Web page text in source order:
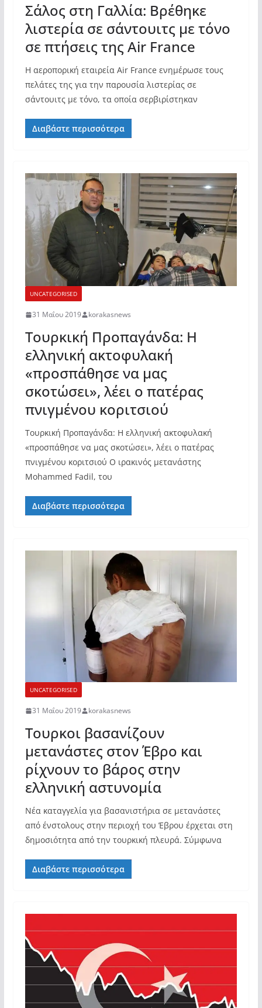
Σάλος στη Γαλλία: Βρέθηκε
λιστερία σε σάντουιτς με τόνο
σε πτήσεις της Air France
Η αεροπορική εταιρεία Air France ενημέρωσε τους
πελάτες της για την παρουσία λιστερίας σε
σάντουιτς με τόνο, τα οποία σερβιρίστηκαν
Διαβάστε περισσότερα
UNCATEGORISED
31 Μαΐου 2019 korakasnews
Τουρκική Προπαγάνδα: Η
ελληνική ακτοφυλακή
«προσπάθησε να μας
σκοτώσει», λέει ο πατέρας
πνιγμένου κοριτσιού
Τουρκική Προπαγάνδα: Η ελληνική ακτοφυλακή
«προσπάθησε να μας σκοτώσει», λέει ο πατέρας
πνιγμένου κοριτσιού Ο ιρακινός μετανάστης
Mohammed Fadil, του
Διαβάστε περισσότερα
UNCATEGORISED
31 Μαΐου 2019 korakasnews
Τουρκοι βασανίζουν
μετανάστες στον Έβρο και
ρίχνουν το βάρος στην
ελληνική αστυνομία
Νέα καταγγελία για βασανιστήρια σε μετανάστες
από ένστολους στην περιοχή του Έβρου έρχεται στη
δημοσιότητα από την τουρκική πλευρά. Σύμφωνα
Διαβάστε περισσότερα